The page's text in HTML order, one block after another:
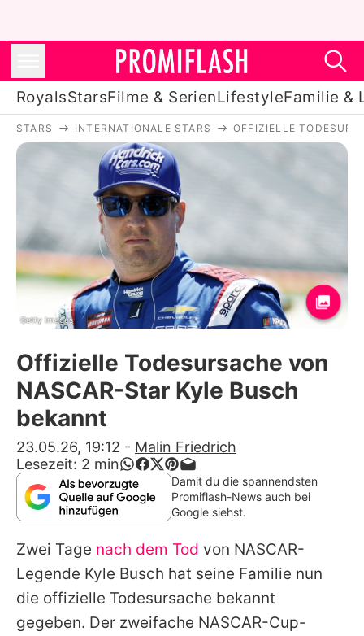
RoyalsStarsFilme & SerienLifestyleFamilie &
Royals
Stars
Filme & Serien
Lifestyle
Familie & Liebe
Promiflash Exklusiv
Alle Themen auf Promiflash
Jobs
App runterladen
Team
Redaktionelle Richtlinien
Impressum
Datenschutzerklärung
Nutzungsbedingungen
STARS INTERNATIONALE STARS OFFIZIELLE
Getty Images
Offizielle Todesursache von
NASCAR-Star Kyle Busch
bekannt
23.05.26, 19:12 - Malin Friedrich
Lesezeit: 2 min
Damit du die spannendsten
Promiflash-News auch bei
Google siehst.
Zwei Tage nach dem Tod von NASCAR-
Legende Kyle Busch hat seine Familie nun
die offizielle Todesursache bekannt
gegeben. Der zweifache NASCAR-Cup-